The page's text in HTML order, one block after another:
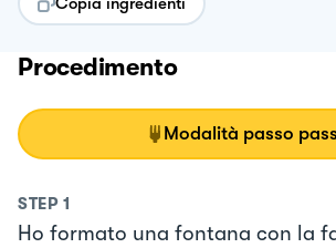
Procedimento
Modalità passo
STEP 1
Ho formato una fontana con la